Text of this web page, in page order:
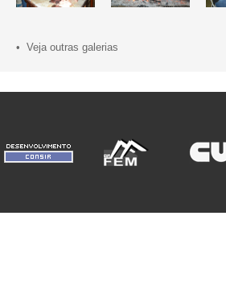
• Veja outras galerias